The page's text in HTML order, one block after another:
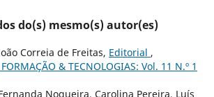
do(s) mesmo(s) autor(es)
Correia de Freitas, Editorial ,
& TECNOLOGIAS: Vol. 11 N.º 1
Nogueira, Carolina Pereira, Luís